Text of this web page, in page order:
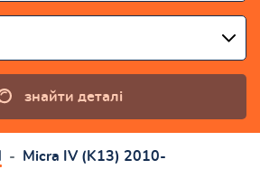
знайти деталі
Micra IV (K13) 2010-